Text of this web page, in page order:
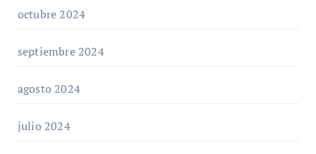
octubre 2024
septiembre 2024
agosto 2024
julio 2024